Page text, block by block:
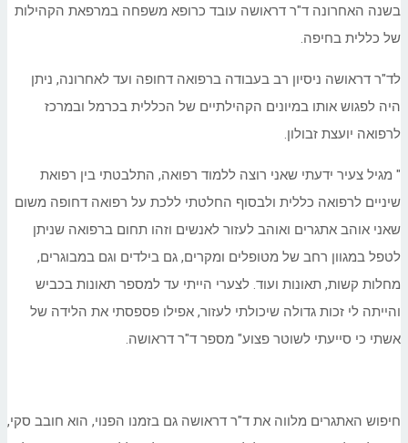
בשנה האחרונה ד"ר דראושה עובד כרופא משפחה במרפאת הקהילות
של כללית בחיפה.
לד"ר דראושה ניסיון רב בעבודה ברפואה דחופה ועד לאחרונה, ניתן
היה לפגוש אותו במיונים הקהילתיים של הכללית בכרמל ובמרכז
לרפואה יועצת זבולון.
" מגיל צעיר ידעתי שאני רוצה ללמוד רפואה, התלבטתי בין רפואת
שיניים לרפואה כללית ולבסוף החלטתי ללכת על רפואה דחופה משום
שאני אוהב אתגרים ואוהב לעזור לאנשים וזהו תחום ברפואה שניתן
לטפל במגוון רחב של מטופלים ומקרים, גם בילדים וגם במבוגרים,
מחלות קשות, תאונות ועוד. לצערי הייתי עד למספר תאונות בכביש
והייתה לי זכות גדולה שיכולתי לעזור, אפילו פספסתי את הלידה של
אשתי כי סייעתי לשוטר פצוע" מספר ד"ר דראושה.
חיפוש האתגרים מלווה את ד"ר דראושה גם בזמנו הפנוי, הוא חובב סקי,